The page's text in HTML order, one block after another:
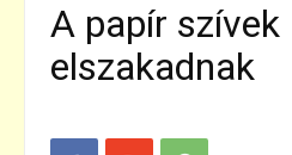
A papír szívek
elszakadnak